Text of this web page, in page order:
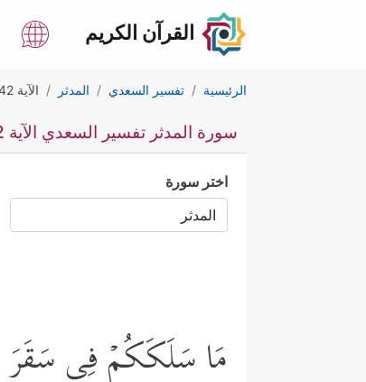
القرآن الكريم
الرئيسية تفسير السعدي المدثر الآية 42
سورة المدثر تفسير السعدي الآية 42
اختر سورة
مَا سَلَكَكُمۡ فِی سَقَرَ